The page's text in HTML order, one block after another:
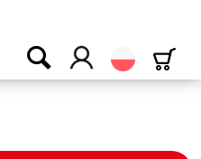
Polski